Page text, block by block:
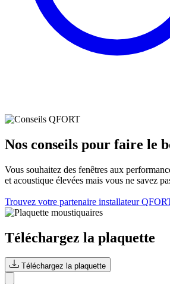
Nos conseils pour faire le
Vous souhaitez des fenêtres aux
et acoustique élevées mais vous ne savez
Trouvez votre partenaire installateur
Téléchargez la plaquette
Téléchargez la plaquette